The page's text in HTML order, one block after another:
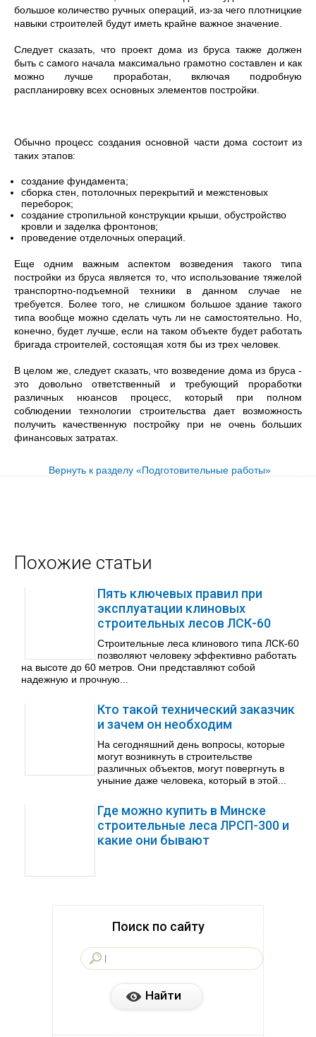
большое количество ручных операций, из-за чего плотницкие
навыки строителей будут иметь крайне важное значение.
Следует сказать, что проект дома из бруса также должен
быть с самого начала максимально грамотно составлен и как
можно лучше проработан, включая подробную
распланировку всех основных элементов постройки.
Обычно процесс создания основной части дома состоит из
таких этапов:
создание фундамента;
сборка стен, потолочных перекрытий и межстеновых
переборок;
создание стропильной конструкции крыши, обустройство
кровли и заделка фронтонов;
проведение отделочных операций.
Еще одним важным аспектом возведения такого типа
постройки из бруса является то, что использование тяжелой
транспортно-подъемной техники в данном случае не
требуется. Более того, не слишком большое здание такого
типа вообще можно сделать чуть ли не самостоятельно. Но,
конечно, будет лучше, если на таком объекте будет работать
бригада строителей, состоящая хотя бы из трех человек.
В целом же, следует сказать, что возведение дома из бруса -
это довольно ответственный и требующий проработки
различных нюансов процесс, который при полном
соблюдении технологии строительства дает возможность
получить качественную постройку при не очень больших
финансовых затратах.
Вернуть к разделу «Подготовительные работы»
Похожие статьи
Пять ключевых правил при
эксплуатации клиновых
строительных лесов ЛСК-60
Строительные леса клинового типа ЛСК-60
позволяют человеку эффективно работать
на высоте до 60 метров. Они представляют собой
надежную и прочную...
Кто такой технический заказчик
и зачем он необходим
На сегодняшний день вопросы, которые
могут возникнуть в строительстве
различных объектов, могут повергнуть в
уныние даже человека, который в этой...
Где можно купить в Минске
строительные леса ЛРСП-300 и
какие они бывают
Поиск по сайту